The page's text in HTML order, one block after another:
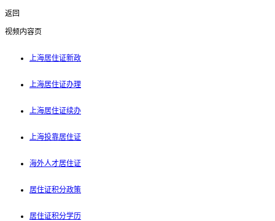
返回
视频内容页
上海居住证新政
上海居住证办理
上海居住证续办
上海投靠居住证
海外人才居住证
居住证积分政策
居住证积分学历